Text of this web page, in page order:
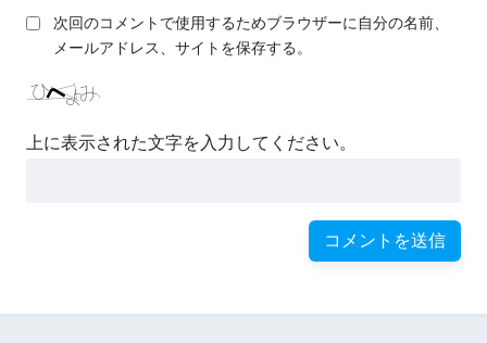
次回のコメントで使用するためブラウザーに自分の名前、
メールアドレス、サイトを保存する。
上に表示された文字を入力してください。